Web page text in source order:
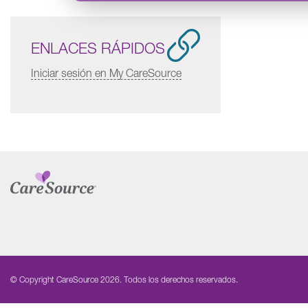
ENLACES RÁPIDOS
Iniciar sesión en My CareSource
© Copyright CareSource 2026. Todos los derechos reservados.